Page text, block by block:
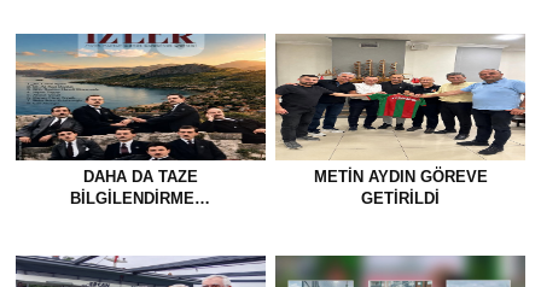
DAHA DA TAZE
BİLGİLENDİRME…
METİN AYDIN GÖREVE
GETİRİLDİ